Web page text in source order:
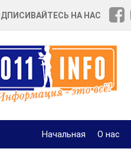
НА НАС
Начальная О нас